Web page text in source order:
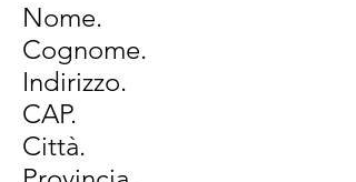
Nome.
Cognome.
Indirizzo.
CAP.
Città.